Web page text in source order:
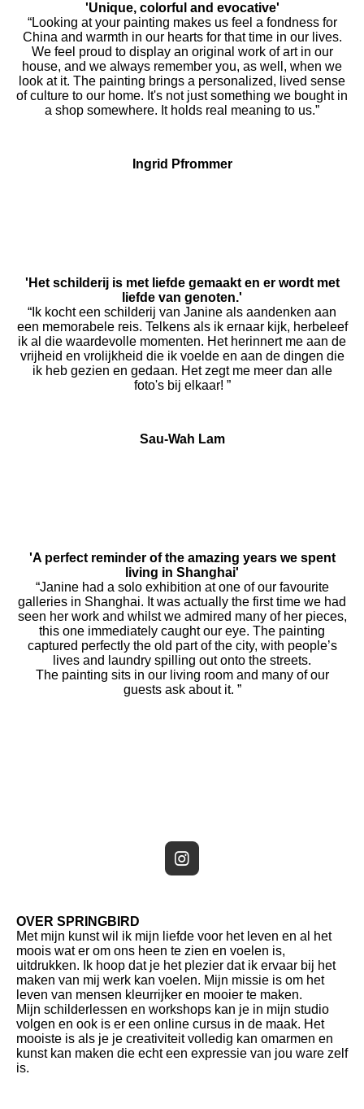
'Unique, colorful and evocative'
“Looking at your painting makes us feel a fondness for
China and warmth in our hearts for that time in our lives.
We feel proud to display an original work of art in our
house, and we always remember you, as well, when we
look at it. The painting brings a personalized, lived sense
of culture to our home. It's not just something we bought in
a shop somewhere. It holds real meaning to us.”
Ingrid Pfrommer
'Het schilderij is met liefde gemaakt en er wordt met
liefde van genoten.'
“Ik kocht een schilderij van Janine als aandenken aan
een memorabele reis. Telkens als ik ernaar kijk, herbeleef
ik al die waardevolle momenten. Het herinnert me aan de
vrijheid en vrolijkheid die ik voelde en aan de dingen die
ik heb gezien en gedaan. Het zegt me meer dan alle
foto's bij elkaar! ”
Sau-Wah Lam
'A perfect reminder of the amazing years we spent
living in Shanghai'
“Janine had a solo exhibition at one of our favourite
galleries in Shanghai. It was actually the first time we had
seen her work and whilst we admired many of her pieces,
this one immediately caught our eye. The painting
captured perfectly the old part of the city, with people’s
lives and laundry spilling out onto the streets.
The painting sits in our living room and many of our
guests ask about it. ”
I
a
g
r
a
m
OVER SPRINGBIRD
Met mijn kunst wil ik mijn liefde voor het leven en al het
moois wat er om ons heen te zien en voelen is,
uitdrukken. Ik hoop dat je het plezier dat ik ervaar bij het
maken van mij werk kan voelen. Mijn missie is om het
leven van mensen kleurrijker en mooier te maken.
Mijn schilderlessen en workshops kan je in mijn studio
volgen en ook is er een online cursus in de maak. Het
mooiste is als je je creativiteit volledig kan omarmen en
kunst kan maken die echt een expressie van jou ware zelf
is.